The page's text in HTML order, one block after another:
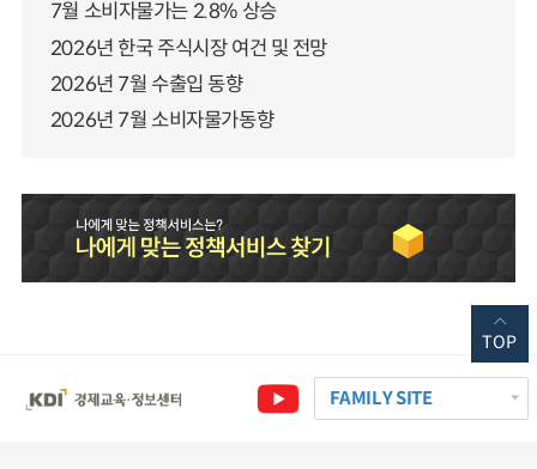
7월 소비자물가는 2.8% 상승
2026년 한국 주식시장 여건 및 전망
2026년 7월 수출입 동향
2026년 7월 소비자물가동향
FAMILY SITE
TOP